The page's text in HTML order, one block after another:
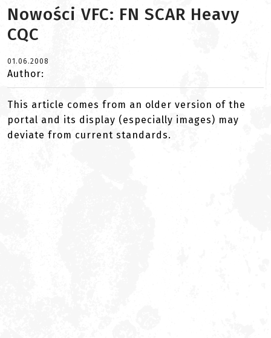
Nowości VFC: FN SCAR Heavy
CQC
01.06.2008
Author:
This article comes from an older version of the
portal and its display (especially images) may
deviate from current standards.